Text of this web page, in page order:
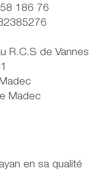
186 76
R.C.S de Vannes
Madec
en sa qualité